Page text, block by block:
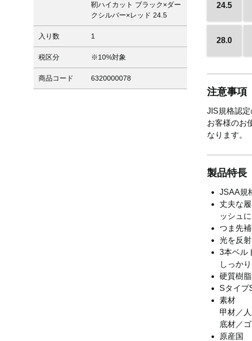
靭ハイカット ブラック×ダー
クシルバー×レッド 24.5
入り数 1
税区分 ※10%対象
商品コード 6320000078
24.5
28.0
注意事項
JIS規格認
お客様のお
なります。
製品特長
JSAA規
丈夫な
ッシュ
つま先
光を反
3本ベル
しっか
硬質樹
Sタイ
素材
甲材／
底材／
原産国